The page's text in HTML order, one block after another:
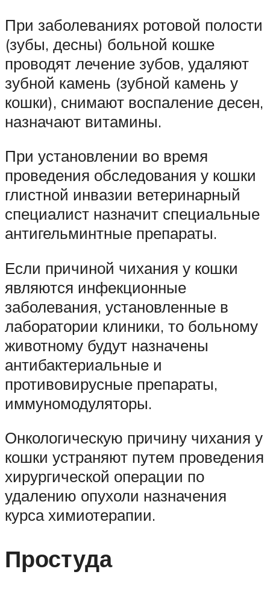
При заболеваниях ротовой полости
(зубы, десны) больной кошке
проводят лечение зубов, удаляют
зубной камень (зубной камень у
кошки), снимают воспаление десен,
назначают витамины.
При установлении во время
проведения обследования у кошки
глистной инвазии ветеринарный
специалист назначит специальные
антигельминтные препараты.
Если причиной чихания у кошки
являются инфекционные
заболевания, установленные в
лаборатории клиники, то больному
животному будут назначены
антибактериальные и
противовирусные препараты,
иммуномодуляторы.
Онкологическую причину чихания у
кошки устраняют путем проведения
хирургической операции по
удалению опухоли назначения
курса химиотерапии.
Простуда